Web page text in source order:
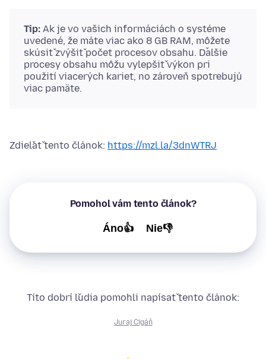
Tip: Ak je vo vašich informáciách o systéme
uvedené, že máte viac ako 8 GB RAM, môžete
skúsiť zvýšiť počet procesov obsahu. Ďalšie
procesy obsahu môžu vylepšiť výkon pri
použití viacerých kariet, no zároveň spotrebujú
viac pamäte.
Zdieľať tento článok: https://mzl.la/3dnWTRJ
Pomohol vám tento článok?
Áno👍 Nie👎
Títo dobrí ľudia pomohli napísať tento článok:
Juraj Cigáň